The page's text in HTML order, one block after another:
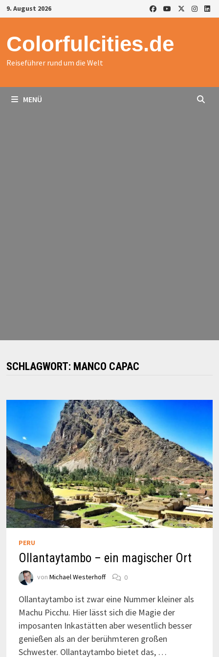
Zurück
zum
9. August 2026
Colorfulcities.de
Reiseführer rund um die Welt
MENÜ
SCHLAGWORT: MANCO CAPAC
PERU
Ollantaytambo – ein magischer Ort
von Michael Westerhoff 0
Ollantaytambo ist zwar eine Nummer kleiner als
Machu Picchu. Hier lässt sich die Magie der
imposanten Inkastätten aber wesentlich besser
genießen als an der berühmteren großen
Schwester. Ollantaytambo bietet das, …